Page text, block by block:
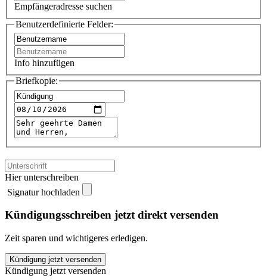
Empfängeradresse suchen
Benutzerdefinierte Felder:
Info hinzufügen
Briefkopie:
Hier unterschreiben
Signatur hochladen
Kündigungsschreiben jetzt direkt versenden
Zeit sparen und wichtigeres erledigen.
Weiterbildung
kündigen
Kündigung jetzt versenden
Kündigung jetzt versenden